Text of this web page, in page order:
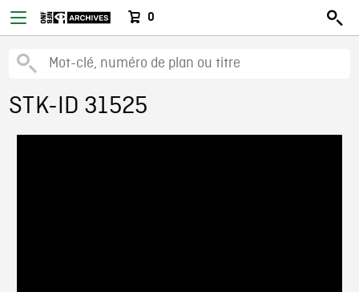
0
STK-ID 31525